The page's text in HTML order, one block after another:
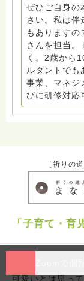
ぜひご自身の
さい。私は伴
もありますの
さんを担当。
く。2歳から
ルタントでも
事業、マネジ
びに研修対応
［祈りの
「子育て・育
可愛いとは思っ